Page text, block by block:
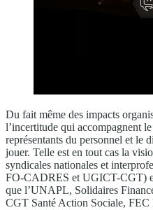
Du fait même des impacts
l’incertitude qui accompagnent
représentants du personnel et le
jouer. Telle est en tout cas la
syndicales nationales et
FO-CADRES et UGICT-CGT)
que l’UNAPL, Solidaires
CGT Santé Action Sociale,